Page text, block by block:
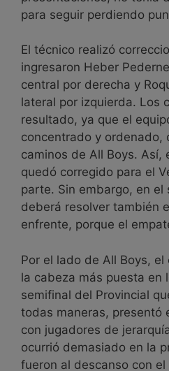
para seguir perdiendo
El técnico realizó
ingresaron Heber
central por derecha y
lateral por izquierda. Los
resultado, ya que el
concentrado y ordenado,
caminos de All Boys. Así,
quedó corregido para el
parte. Sin embargo, en el
deberá resolver también
enfrente, porque el
Por el lado de All Boys,
la cabeza más puesta en
semifinal del Provincial
todas maneras, presentó
con jugadores de
ocurrió demasiado en la
fueron al descanso con el